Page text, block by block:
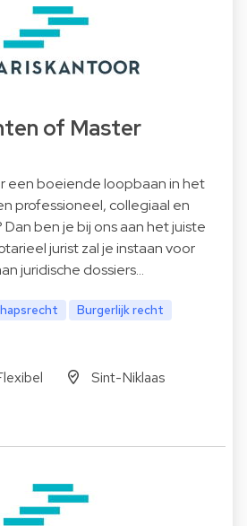
of Master
een boeiende loopbaan in het
professioneel, collegiaal en
ben je bij ons aan het juiste
jurist zal je instaan voor
juridische dossiers…
Burgerlijk recht
Sint-Niklaas